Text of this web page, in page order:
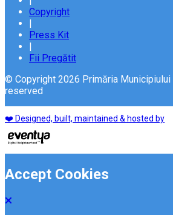
Copyright
|
Press Kit
|
Fii Pregătit
© Copyright 2026 Primăria Municipiului
reserved
❤️ Designed, built, maintained & hosted by
Accept Cookies